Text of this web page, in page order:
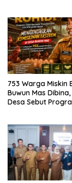
753 Warga Miskin
Buwun Mas
Desa Sebut